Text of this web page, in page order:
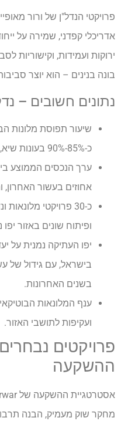
פרויקטי הנדל"ן של ורור
אדריכלי קפדני, שמירה על
ירוקות ועמידות, וקישוריות
בונה בנינים – הוא יוצר
נתונים חשובים –
שיעור תפוסת מלונות
כ-85%-90% בעונות שיא, לפי נתוני ענף התיירות.
ערך הנכסים הממוצע
אחוזים בעשור
כ-30 פרויקטי
ופיתוח שונים באזור יפו
יפו העתיקה נמנית על
בישראל, עם גידול של
בשנים האחרונות.
ענף המלונאות
ועקיפות לתושבי האזור.
פרויקטים
ההשקעה
מחקר שוק מעמיק, הבנה